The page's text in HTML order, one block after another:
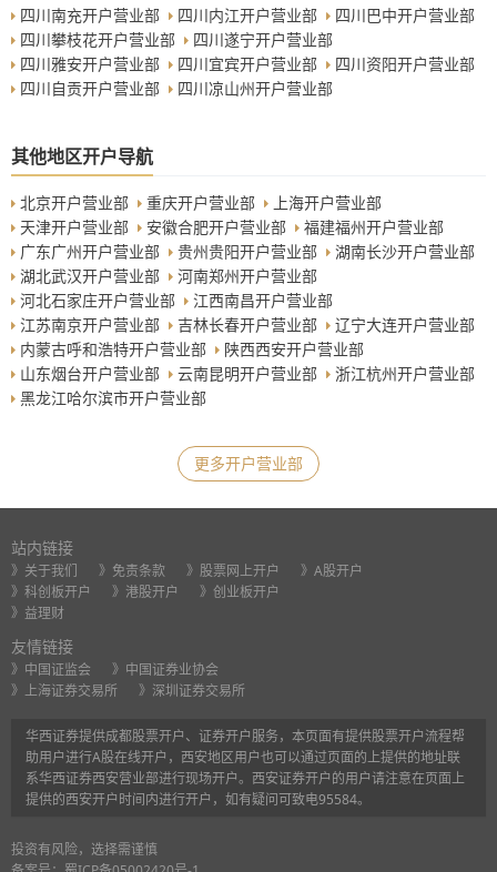
四川南充开户营业部
四川内江开户营业部
四川巴中开户营业部
四川攀枝花开户营业部
四川遂宁开户营业部
四川雅安开户营业部
四川宜宾开户营业部
四川资阳开户营业部
四川自贡开户营业部
四川凉山州开户营业部
其他地区开户导航
北京开户营业部 重庆开户营业部
上海开户营业部
天津开户营业部
安徽合肥开户营业部
福建福州开户营业部
广东广州开户营业部
贵州贵阳开户营业部
湖南长沙开户营业部
湖北武汉开户营业部
河南郑州开户营业部
河北石家庄开户营业部
江西南昌开户营业部
江苏南京开户营业部
吉林长春开户营业部
辽宁大连开户营业部
内蒙古呼和浩特开户营业部
陕西西安开户营业部
山东烟台开户营业部
云南昆明开户营业部
浙江杭州开户营业部
黑龙江哈尔滨市开户营业部
更多开户营业部
站内链接
》关于我们 》免责条款 》股票网上开户
》A股开户
》科创板开户
》港股开户
》创业板开户
》益理财
友情链接
》中国证监会
》中国证券业协会
》上海证券交易所
》深圳证券交易所
华西证券提供成都股票开户、证券开户服务，本页面有提供股票开户流程帮
助用户进行A股在线开户，西安地区用户也可以通过页面的上提供的地址联
系华西证券西安营业部进行现场开户。西安证券开户的用户请注意在页面上
提供的西安开户时间内进行开户，如有疑问可致电95584。
投资有风险，选择需谨慎